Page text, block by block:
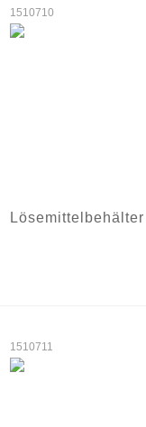
1510710
1510711